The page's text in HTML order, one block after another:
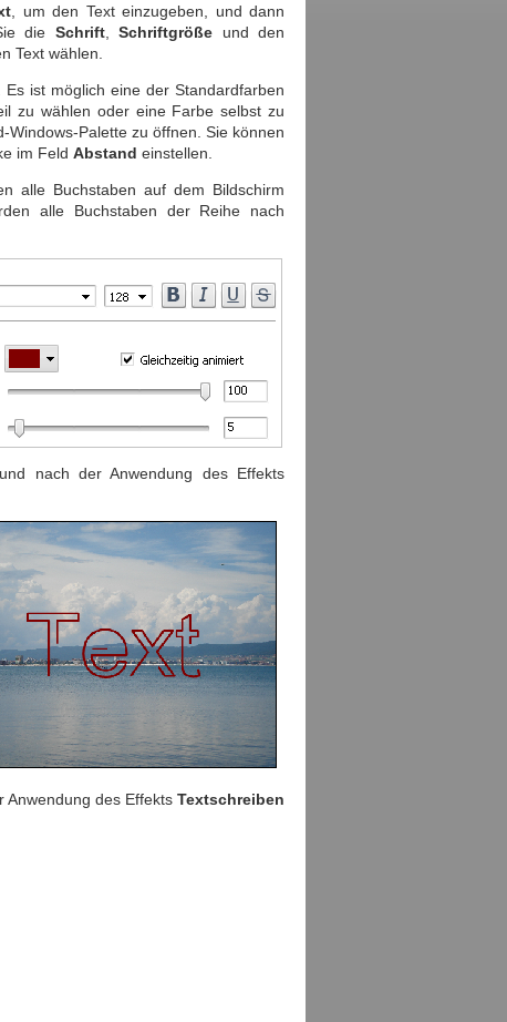
, um den Text einzugeben, und dann
die Schrift,Schriftgröße und den
Text wählen.
ist möglich eine der Standardfarben
zu wählen oder eine Farbe selbst zu
Palette zu öffnen. Sie können
im Feld Abstand einstellen.
alle Buchstaben auf dem Bildschirm
alle Buchstaben der Reihe nach
nach der Anwendung des Effekts
Anwendung des Effekts Textschreiben